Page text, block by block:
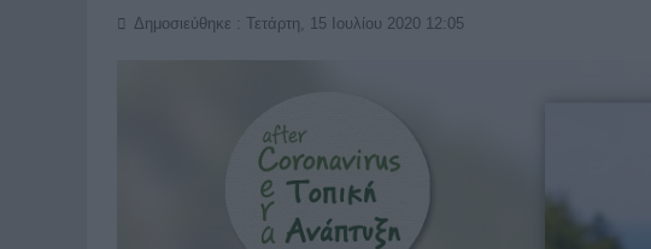
Δημοσιεύθηκε : Τετάρτη, 15 Ιουλίου 2020 12:05